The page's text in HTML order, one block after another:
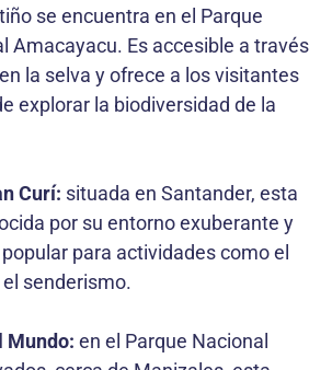
se encuentra en el Parque
Amacayacu. Es accesible a través
la selva y ofrece a los visitantes
explorar la biodiversidad de la
Curí: situada en Santander, esta
por su entorno exuberante y
para actividades como el
senderismo.
Mundo: en el Parque Nacional